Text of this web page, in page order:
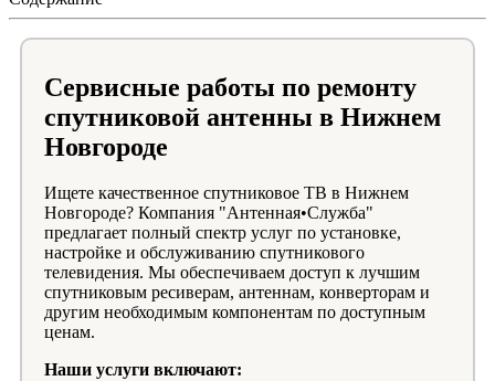
Сервисные работы по ремонту
спутниковой антенны в Нижнем
Новгороде
Ищете качественное спутниковое ТВ в Нижнем
Новгороде? Компания "Антенная•Служба"
предлагает полный спектр услуг по установке,
настройке и обслуживанию спутникового
телевидения. Мы обеспечиваем доступ к лучшим
спутниковым ресиверам, антеннам, конверторам и
другим необходимым компонентам по доступным
ценам.
Наши услуги включают: